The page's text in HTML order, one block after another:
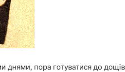
днями, пора готуватися до дощів